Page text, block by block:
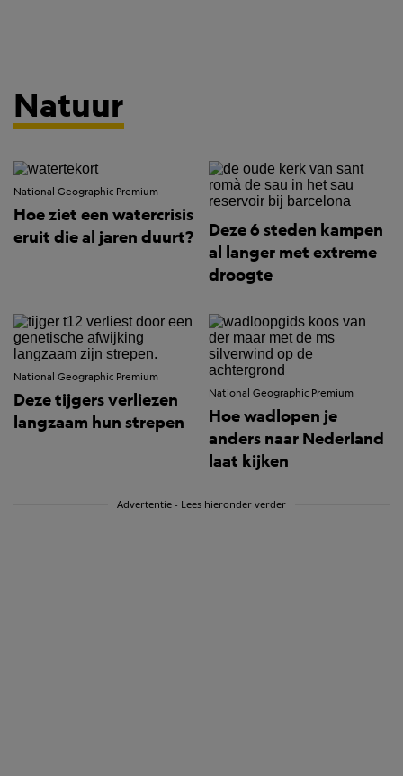
Natuur
National Geographic Premium
Hoe ziet een watercrisis
eruit die al jaren duurt?
Deze 6 steden kampen
al langer met extreme
droogte
National Geographic Premium
Deze tijgers verliezen
langzaam hun strepen
National Geographic Premium
Hoe wadlopen je
anders naar Nederland
laat kijken
Advertentie - Lees hieronder verder